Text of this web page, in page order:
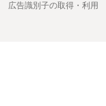
広告識別子の取得・利用